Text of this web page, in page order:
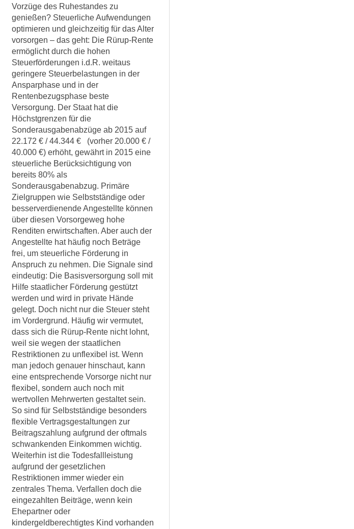
Vorzüge des Ruhestandes zu
genießen? Steuerliche Aufwendungen
optimieren und gleichzeitig für das Alter
vorsorgen – das geht: Die Rürup-Rente
ermöglicht durch die hohen
Steuerförderungen i.d.R. weitaus
geringere Steuerbelastungen in der
Ansparphase und in der
Rentenbezugsphase beste
Versorgung. Der Staat hat die
Höchstgrenzen für die
Sonderausgabenabzüge ab 2015 auf
22.172 € / 44.344 € (vorher 20.000 € /
40.000 €) erhöht, gewährt in 2015 eine
steuerliche Berücksichtigung von
bereits 80% als
Sonderausgabenabzug. Primäre
Zielgruppen wie Selbstständige oder
besserverdienende Angestellte können
über diesen Vorsorgeweg hohe
Renditen erwirtschaften. Aber auch der
Angestellte hat häufig noch Beträge
frei, um steuerliche Förderung in
Anspruch zu nehmen. Die Signale sind
eindeutig: Die Basisversorgung soll mit
Hilfe staatlicher Förderung gestützt
werden und wird in private Hände
gelegt. Doch nicht nur die Steuer steht
im Vordergrund. Häufig wir vermutet,
dass sich die Rürup-Rente nicht lohnt,
weil sie wegen der staatlichen
Restriktionen zu unflexibel ist. Wenn
man jedoch genauer hinschaut, kann
eine entsprechende Vorsorge nicht nur
flexibel, sondern auch noch mit
wertvollen Mehrwerten gestaltet sein.
So sind für Selbstständige besonders
flexible Vertragsgestaltungen zur
Beitragszahlung aufgrund der oftmals
schwankenden Einkommen wichtig.
Weiterhin ist die Todesfallleistung
aufgrund der gesetzlichen
Restriktionen immer wieder ein
zentrales Thema. Verfallen doch die
eingezahlten Beiträge, wenn kein
Ehepartner oder
kindergeldberechtigtes Kind vorhanden